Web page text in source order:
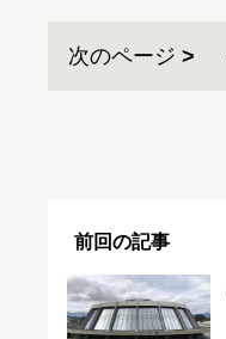
次のページ
前回の記事